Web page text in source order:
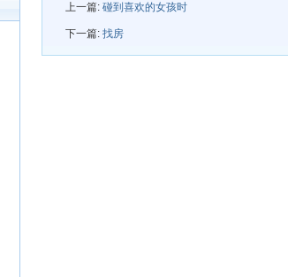
上一篇: 碰到喜欢的女孩时
下一篇: 找房